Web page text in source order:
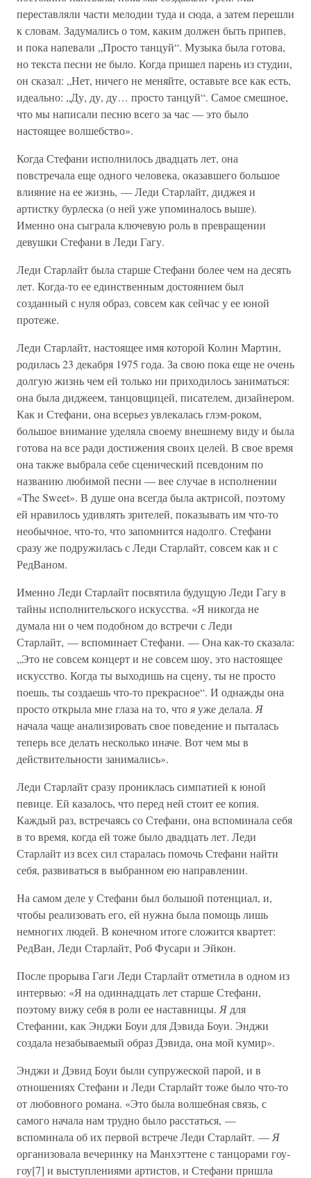
переставляли части мелодии туда и сюда, а затем перешли
к словам. Задумались о том, каким должен быть припев,
и пока напевали „Просто танцуй“. Музыка была готова,
но текста песни не было. Когда пришел парень из студии,
он сказал: „Нет, ничего не меняйте, оставьте все как есть,
идеально: „Ду, ду, ду… просто танцуй“. Самое смешное,
что мы написали песню всего за час — это было
настоящее волшебство».
Когда Стефани исполнилось двадцать лет, она
повстречала еще одного человека, оказавшего большое
влияние на ее жизнь, — Леди Старлайт, диджея и
артистку бурлеска (о ней уже упоминалось выше).
Именно она сыграла ключевую роль в превращении
девушки Стефани в Леди Гагу.
Леди Старлайт была старше Стефани более чем на десять
лет. Когда-то ее единственным достоянием был
созданный с нуля образ, совсем как сейчас у ее юной
протеже.
Леди Старлайт, настоящее имя которой Колин Мартин,
родилась 23 декабря 1975 года. За свою пока еще не очень
долгую жизнь чем ей только ни приходилось заниматься:
она была диджеем, танцовщицей, писателем, дизайнером.
Как и Стефани, она всерьез увлекалась глэм-роком,
большое внимание уделяла своему внешнему виду и была
готова на все ради достижения своих целей. В свое время
она также выбрала себе сценический псевдоним по
названию любимой песни — вее случае в исполнении
«The Sweet». В душе она всегда была актрисой, поэтому
ей нравилось удивлять зрителей, показывать им что-то
необычное, что-то, что запомнится надолго. Стефани
сразу же подружилась с Леди Старлайт, совсем как и с
РедВаном.
Именно Леди Старлайт посвятила будущую Леди Гагу в
тайны исполнительского искусства. «Я никогда не
думала ни о чем подобном до встречи с Леди
Старлайт, — вспоминает Стефани. — Она как-то сказала:
„Это не совсем концерт и не совсем шоу, это настоящее
искусство. Когда ты выходишь на сцену, ты не просто
поешь, ты создаешь что-то прекрасное“. И однажды она
просто открыла мне глаза на то, чтояуже делала. Я
начала чаще анализировать свое поведение и пыталась
теперь все делать несколько иначе. Вот чем мы в
действительности занимались».
Леди Старлайт сразу прониклась симпатией к юной
певице. Ей казалось, что перед ней стоит ее копия.
Каждый раз, встречаясь со Стефани, она вспоминала себя
в то время, когда ей тоже было двадцать лет. Леди
Старлайт из всех сил старалась помочь Стефани найти
себя, развиваться в выбранном ею направлении.
На самом деле у Стефани был большой потенциал, и,
чтобы реализовать его, ей нужна была помощь лишь
немногих людей. В конечном итоге сложится квартет:
РедВан, Леди Старлайт, Роб Фусари и Эйкон.
После прорыва Гаги Леди Старлайт отметила в одном из
интервью: «Я на одиннадцать лет старше Стефани,
поэтому вижу себя в роли ее наставницы. Я для
Стефании, как Энджи Боуи для Дэвида Боуи. Энджи
создала незабываемый образ Дэвида, она мой кумир».
Энджи и Дэвид Боуи были супружеской парой, и в
отношениях Стефани и Леди Старлайт тоже было что-то
от любовного романа. «Это была волшебная связь, с
самого начала нам трудно было расстаться, —
вспоминала об их первой встрече Леди Старлайт. — Я
организовала вечеринку на Манхэттене с танцорами гоу-
гоу[7] и выступлениями артистов, и Стефани пришла